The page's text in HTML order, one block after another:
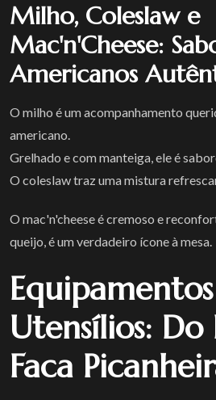
Milho, Coleslaw e
Mac'n'Cheese:
Americanos
O milho é um acompanhamento
americano.
Grelhado e com manteiga, ele é
O coleslaw traz uma mistura
O mac'n'cheese é cremoso e
queijo, é um verdadeiro ícone à mesa.
Utensílios: Do
Faca